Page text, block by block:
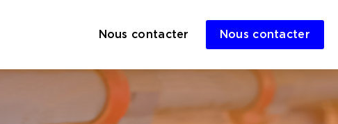
Nous contacter Nous contacter